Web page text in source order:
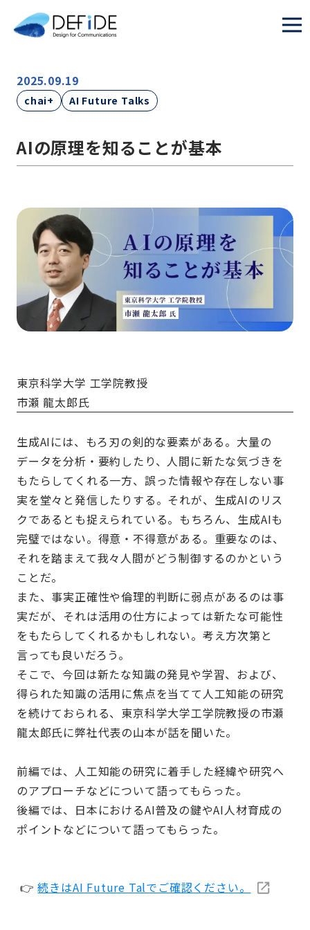
2025.09.19
chai+ AI Future Talks
AIの原理を知ることが基本
東京科学大学 工学院教授
市瀬 龍太郎氏
生成AIには、もろ刃の剣的な要素がある。大量の
データを分析・要約したり、人間に新たな気づきを
もたらしてくれる一方、誤った情報や存在しない事
実を堂々と発信したりする。それが、生成AIのリス
クであるとも捉えられている。もちろん、生成AIも
完璧ではない。得意・不得意がある。重要なのは、
それを踏まえて我々人間がどう制御するのかという
ことだ。
また、事実正確性や倫理的判断に弱点があるのは事
実だが、それは活用の仕方によっては新たな可能性
をもたらしてくれるかもしれない。考え方次第と
言っても良いだろう。
そこで、今回は新たな知識の発見や学習、および、
得られた知識の活用に焦点を当てて人工知能の研究
を続けておられる、東京科学大学工学院教授の市瀬
龍太郎氏に弊社代表の山本が話を聞いた。
前編では、人工知能の研究に着手した経緯や研究へ
のアプローチなどについて語ってもらった。
後編では、日本におけるAI普及の鍵やAI人材育成の
ポイントなどについて語ってもらった。
👉 続きはAI Future Talでご確認ください。